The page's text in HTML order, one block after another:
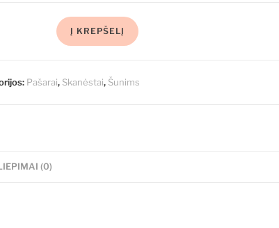
Į KREPŠELĮ
Pašarai, Skanėstai, Šunims
(0)